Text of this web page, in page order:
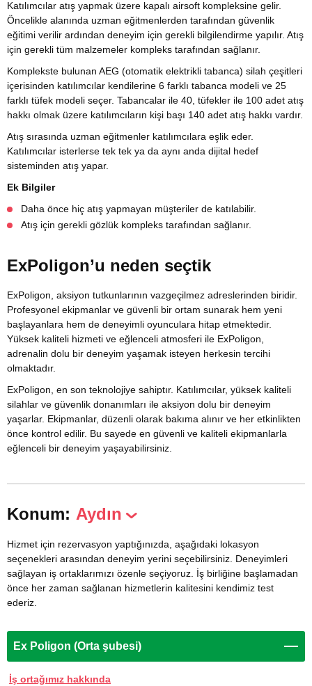
Katılımcılar atış yapmak üzere kapalı airsoft kompleksine gelir.
Öncelikle alanında uzman eğitmenlerden tarafından güvenlik
eğitimi verilir ardından deneyim için gerekli bilgilendirme yapılır. Atış
için gerekli tüm malzemeler kompleks tarafından sağlanır.
Komplekste bulunan AEG (otomatik elektrikli tabanca) silah çeşitleri
içerisinden katılımcılar kendilerine 6 farklı tabanca modeli ve 25
farklı tüfek modeli seçer. Tabancalar ile 40, tüfekler ile 100 adet atış
hakkı olmak üzere katılımcıların kişi başı 140 adet atış hakkı vardır.
Atış sırasında uzman eğitmenler katılımcılara eşlik eder.
Katılımcılar isterlerse tek tek ya da aynı anda dijital hedef
sisteminden atış yapar.
Ek Bilgiler
Daha önce hiç atış yapmayan müşteriler de katılabilir.
Atış için gerekli gözlük kompleks tarafından sağlanır.
ExPoligon’u neden seçtik
ExPoligon, aksiyon tutkunlarının vazgeçilmez adreslerinden biridir.
Profesyonel ekipmanlar ve güvenli bir ortam sunarak hem yeni
başlayanlara hem de deneyimli oyunculara hitap etmektedir.
Yüksek kaliteli hizmeti ve eğlenceli atmosferi ile ExPoligon,
adrenalin dolu bir deneyim yaşamak isteyen herkesin tercihi
olmaktadır.
ExPoligon, en son teknolojiye sahiptır. Katılımcılar, yüksek kaliteli
silahlar ve güvenlik donanımları ile aksiyon dolu bir deneyim
yaşarlar. Ekipmanlar, düzenli olarak bakıma alınır ve her etkinlikten
önce kontrol edilir. Bu sayede en güvenli ve kaliteli ekipmanlarla
eğlenceli bir deneyim yaşayabilirsiniz.
Konum: Aydın
Hizmet için rezervasyon yaptığınızda, aşağıdaki lokasyon
seçenekleri arasından deneyim yerini seçebilirsiniz. Deneyimleri
sağlayan iş ortaklarımızı özenle seçiyoruz. İş birliğine başlamadan
önce her zaman sağlanan hizmetlerin kalitesini kendimiz test
ederiz.
Ex Poligon (Orta şubesi)
İş ortağımız hakkında